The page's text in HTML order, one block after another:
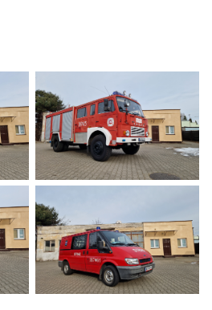
Pokaż
zdjęcie
2
z
galerii.